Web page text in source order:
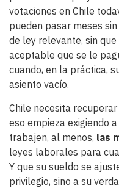
votaciones en Chile
pueden pasar meses
de ley relevante, sin
aceptable que se le
cuando, en la práctica,
asiento vacío.
Chile necesita
eso empieza exigiendo
trabajen, al menos, las
leyes laborales para
Y que su sueldo se
privilegio, sino a su